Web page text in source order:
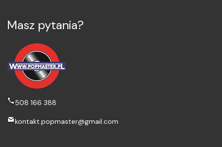
Masz pytania?
508 166 388
kontakt.popmaster@gmail.com